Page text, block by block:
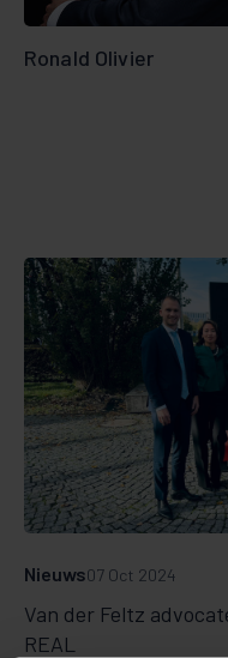
Ronald Olivier
Van der Feltz
REAL
Nieuws07 Oct 2024